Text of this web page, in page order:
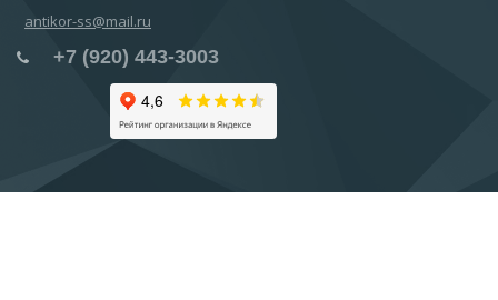
antikor-ss@mail.ru
+7 (920) 443-3003